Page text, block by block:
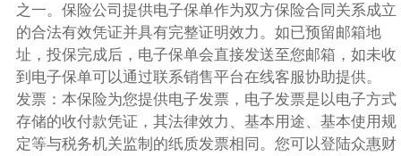
之一。保险公司提供电子保单作为双方保险合同关系成立
的合法有效凭证并具有完整证明效力。如已预留邮箱地
址，投保完成后，电子保单会直接发送至您邮箱，如未收
到电子保单可以通过联系销售平台在线客服协助提供。
发票：本保险为您提供电子发票，电子发票是以电子方式
存储的收付款凭证，其法律效力、基本用途、基本使用规
定等与税务机关监制的纸质发票相同。您可以登陆众惠财